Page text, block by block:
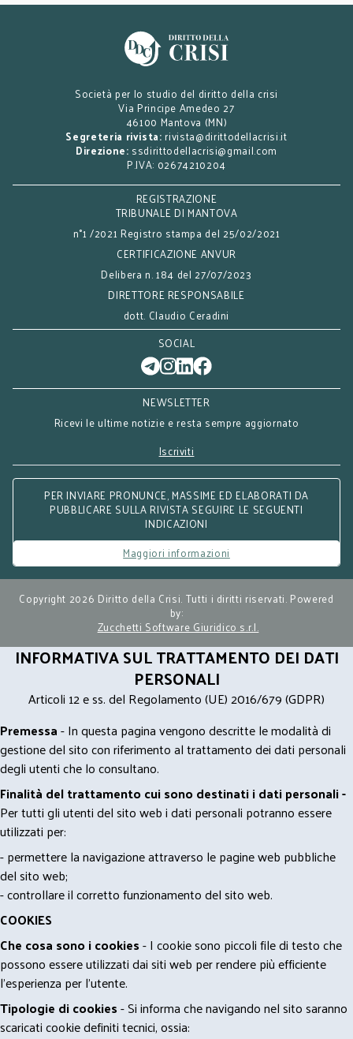
Società per lo studio del diritto della crisi
Via Principe Amedeo 27
46100 Mantova (MN)
Segreteria rivista: rivista@dirittodellacrisi.it
Direzione: ssdirittodellacrisi@gmail.com
P.IVA: 02674210204
REGISTRAZIONE
TRIBUNALE DI MANTOVA
n°1 /2021 Registro stampa del 25/02/2021
CERTIFICAZIONE ANVUR
Delibera n. 184 del 27/07/2023
DIRETTORE RESPONSABILE
dott. Claudio Ceradini
SOCIAL
NEWSLETTER
Ricevi le ultime notizie e resta sempre aggiornato
Iscriviti
PER INVIARE PRONUNCE, MASSIME ED ELABORATI DA
PUBBLICARE SULLA RIVISTA SEGUIRE LE SEGUENTI
INDICAZIONI
Maggiori informazioni
Copyright 2026 Diritto della Crisi. Tutti i diritti riservati. Powered
by:
Zucchetti Software Giuridico s.r.l.
INFORMATIVA SUL TRATTAMENTO DEI DATI
PERSONALI
Articoli 12 e ss. del Regolamento (UE) 2016/679 (GDPR)
Premessa- In questa pagina vengono descritte le modalità di
gestione del sito con riferimento al trattamento dei dati personali
degli utenti che lo consultano.
Finalità del trattamento cui sono destinati i dati personali -
Per tutti gli utenti del sito web i dati personali potranno essere
utilizzati per:
- permettere la navigazione attraverso le pagine web pubbliche
del sito web;
- controllare il corretto funzionamento del sito web.
COOKIES
Che cosa sono i cookies- I cookie sono piccoli file di testo che
possono essere utilizzati dai siti web per rendere più efficiente
l'esperienza per l'utente.
Tipologie di cookies- Si informa che navigando nel sito saranno
scaricati cookie definiti tecnici, ossia: